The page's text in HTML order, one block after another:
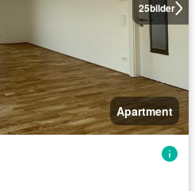
25bilder
Apartment